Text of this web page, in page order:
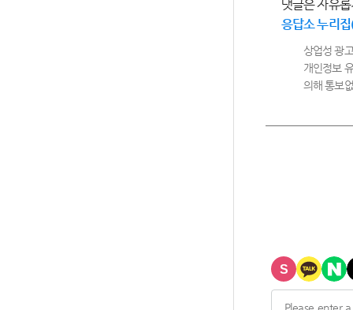
댓글은 자유
응답소 누리
상업성 광
개인정보
의해 통보